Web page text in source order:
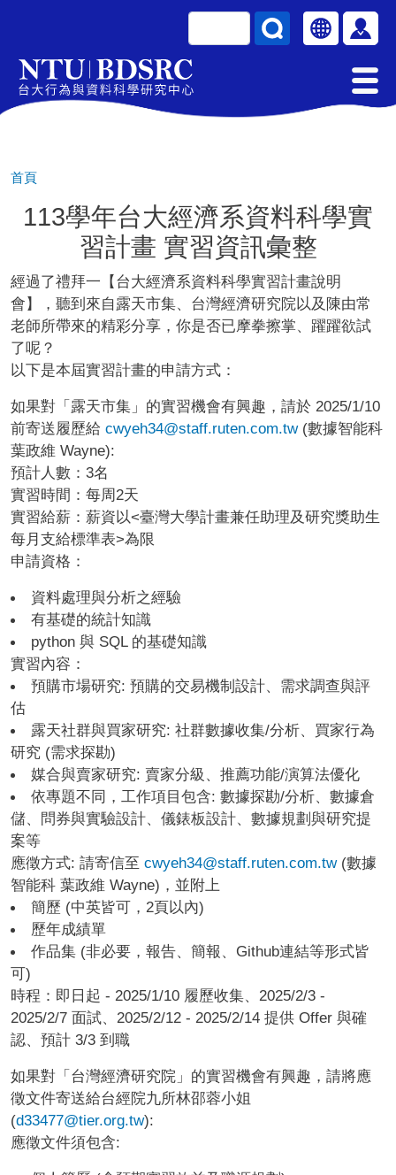
移至主內容
Select your
使用
首頁
113學年台大經濟系資料科學實
習計畫 實習資訊彙整
經過了禮拜一【台大經濟系資料科學實習計畫說明
會】，聽到來自露天市集、台灣經濟研究院以及陳由常
老師所帶來的精彩分享，你是否已摩拳擦掌、躍躍欲試
了呢？
以下是本屆實習計畫的申請方式：
如果對「露天市集」的實習機會有興趣，請於 2025/1/10
前寄送履歷給 cwyeh34@staff.ruten.com.tw(數據智能科
葉政維 Wayne):
預計人數：3名
實習時間：每周2天
實習給薪：薪資以<臺灣大學計畫兼任助理及研究獎助生
每月支給標準表>為限
申請資格：
資料處理與分析之經驗
有基礎的統計知識
python 與 SQL 的基礎知識
實習內容：
預購市場研究: 預購的交易機制設計、需求調查與評
估
露天社群與買家研究: 社群數據收集/分析、買家行為
研究 (需求探勘)
媒合與賣家研究: 賣家分級、推薦功能/演算法優化
依專題不同，工作項目包含: 數據探勘/分析、數據倉
儲、問券與實驗設計、儀錶板設計、數據規劃與研究提
案等
應徵方式: 請寄信至 cwyeh34@staff.ruten.com.tw(數據
智能科 葉政維 Wayne)，並附上
簡歷 (中英皆可，2頁以內)
歷年成績單
作品集 (非必要，報告、簡報、Github連結等形式皆
可)
時程：即日起 - 2025/1/10 履歷收集、2025/2/3 -
2025/2/7 面試、2025/2/12 - 2025/2/14 提供 Offer 與確
認、預計 3/3 到職
如果對「台灣經濟研究院」的實習機會有興趣，請將應
徵文件寄送給台經院九所林邵蓉小姐
(d33477@tier.org.tw):
應徵文件須包含: